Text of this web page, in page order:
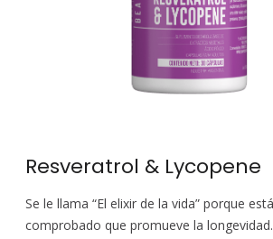
Resveratrol & Lycopene
Se le llama “El elixir de la vida” porque está
comprobado que promueve la longevidad.